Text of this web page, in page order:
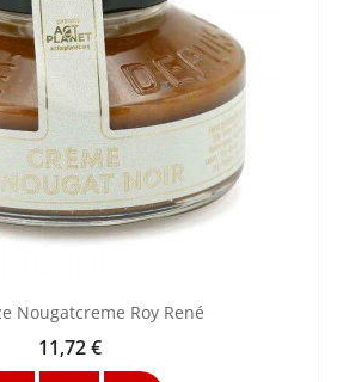
Nougatcreme Roy René
Preis
11,72 €